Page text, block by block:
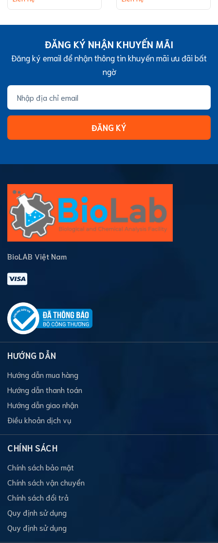
(without TC
capacity
ĐĂNG KÝ NHẬN KHUYẾN MÃI
Đăng ký email để nhận thông tin khuyến mãi ưu đãi bất
ngờ
ĐĂNG KÝ
BioLAB Việt Nam
HƯỚNG DẪN
Hướng dẫn mua hàng
Hướng dẫn thanh toán
Hướng dẫn giao nhận
Điều khoản dịch vụ
CHÍNH SÁCH
Chính sách bảo mật
Chính sách vận chuyển
Chính sách đổi trả
Quy định sử dụng
Quy định sử dụng